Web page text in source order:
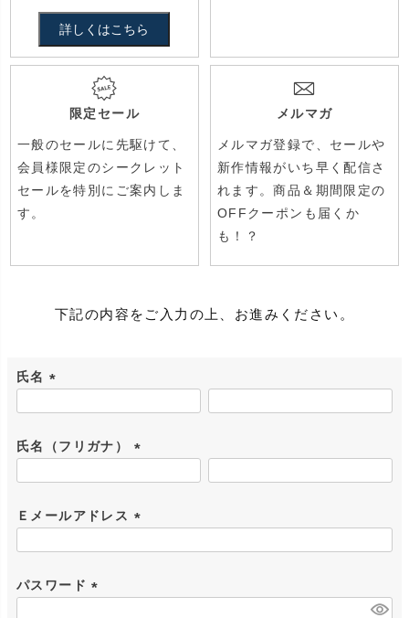
詳しくはこちら
限定セール
一般のセールに先駆けて、
会員様限定のシークレット
セールを特別にご案内しま
す。
メルマガ
メルマガ登録で、セールや
新作情報がいち早く配信さ
れます。商品＆期間限定の
OFFクーポンも届くか
も！？
下記の内容をご入力の上、お進みください。
氏名
須
氏名（フリガナ）
須
Ｅメールアドレス
パスワード